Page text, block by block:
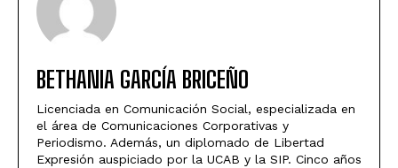
BETHANIA GARCÍA BRICEÑO
Licenciada en Comunicación Social, especializada en
el área de Comunicaciones Corporativas y
Periodismo. Además, un diplomado de Libertad
Expresión auspiciado por la UCAB y la SIP. Cinco años